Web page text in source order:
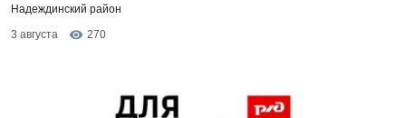
Надеждинский район
3 августа
270